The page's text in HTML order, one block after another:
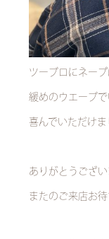
ツーブロにネー
緩めのウエーブ
喜んでいただけま
ありがとうござい
またのご来店お待